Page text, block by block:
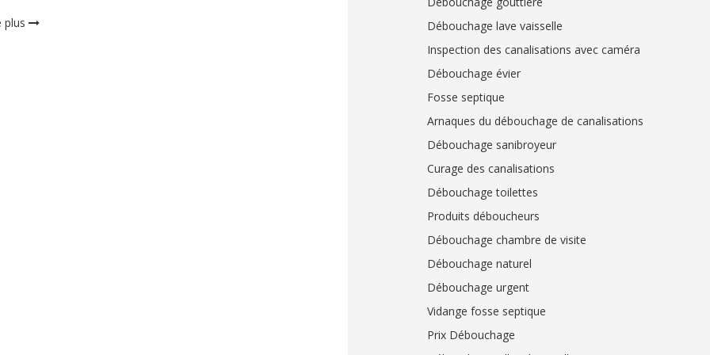
plus
Débouchage lave vaisselle
Inspection des canalisations avec caméra
Débouchage évier
Fosse septique
Arnaques du débouchage de canalisations
Débouchage sanibroyeur
Curage des canalisations
Débouchage toilettes
Produits déboucheurs
Débouchage chambre de visite
Débouchage naturel
Débouchage urgent
Vidange fosse septique
Prix Débouchage